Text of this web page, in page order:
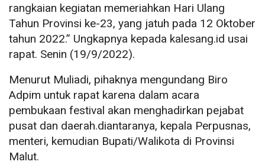
rangkaian kegiatan memeriahkan Hari Ulang
Tahun Provinsi ke-23, yang jatuh pada 12 Oktober
tahun 2022.” Ungkapnya kepada kalesang.id usai
rapat. Senin (19/9/2022).
Menurut Muliadi, pihaknya mengundang Biro
Adpim untuk rapat karena dalam acara
pembukaan festival akan menghadirkan pejabat
pusat dan daerah.diantaranya, kepala Perpusnas,
menteri, kemudian Bupati/Walikota di Provinsi
Malut.